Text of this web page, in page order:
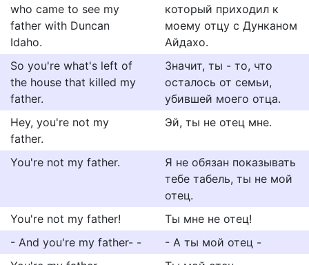
who came to see my
father with Duncan
Idaho.
который приходил к
моему отцу с Дунканом
Айдахо.
So you're what's left of
the house that killed my
father.
Значит, ты - то, что
осталось от семьи,
убившей моего отца.
Hey, you're not my
father.
Эй, ты не отец мне.
You're not my father.
Я не обязан показывать
тебе табель, ты не мой
отец.
You're not my father!
Ты мне не отец!
- And you're my father- -
- А ты мой отец -